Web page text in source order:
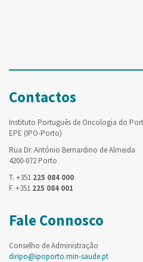
Contactos
Instituto Português de Oncologia do
EPE (IPO-Porto)
Rua Dr. António Bernardino de Almeida
4200-072 Porto
T. +351 225 084 000
F. +351 225 084 001
Fale Connosco
Conselho de Administração
diripo@ipoporto.min-saude.pt